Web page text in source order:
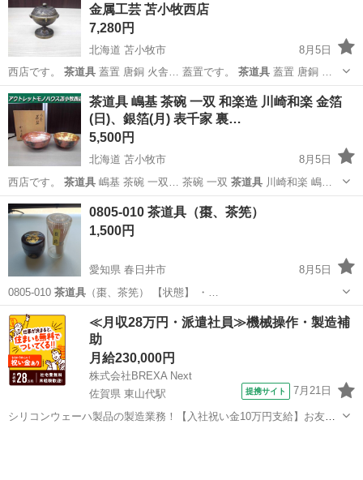
金属工芸 苫小牧西店
7,280円
北海道 苫小牧市
8月5日
西店です。 茶道具蓋置 唐銅 火舎… 蓋置です。 茶道具蓋置 唐銅 …
北海道 苫小牧市 その他 蓋置
茶道具 嶋基 茶碗 一双 和楽造 川崎和楽 金箔
(日)、銀箔(月) 表千家 裏…
5,500円
北海道 苫小牧市
8月5日
西店です。 茶道具嶋基 茶碗 一双… 茶碗 一双 茶道具川崎和楽 嶋…
北海道 苫小牧市 その他 茶碗
0805-010 茶道具（棗、茶筅）
1,500円
愛知県 春日井市
8月5日
0805-010 茶道具 （棗、茶筅） 【状態】 ・…
愛知 春日井市 食器 茶筅
≪月収28万円・派遣社員≫機械操作・製造補
助
月給230,000円
株式会社BREXA Next
佐賀県 東山代駅
提携サイト 7月21日
シリコンウェーハ製品の製造業務！【入社祝い金10万円支給】お友達